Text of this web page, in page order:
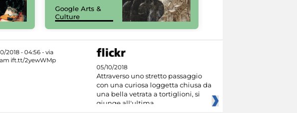
Google Arts &
Culture
05/10/2018
Attraverso uno stretto passaggio
con una curiosa loggetta chiusa da
una bella vetrata a tortiglioni, si
giunge all'ultima